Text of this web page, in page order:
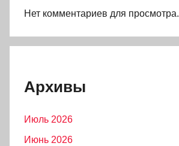
Нет комментариев для просмотра.
Архивы
Июль 2026
Июнь 2026